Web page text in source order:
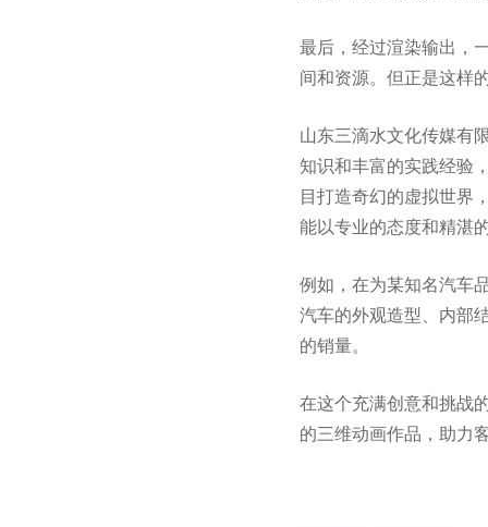
最后，经过渲染输出，
间和资源。但正是这样
山东三滴水文化传媒有
知识和丰富的实践经验
目打造奇幻的虚拟世界
能以专业的态度和精湛
例如，在为某知名汽车
汽车的外观造型、内部
的销量。
在这个充满创意和挑战
的三维动画作品，助力